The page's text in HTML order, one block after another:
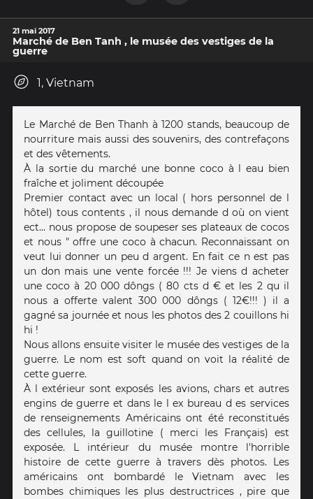
21 mai 2017
Marché de Ben Tanh , le musée des vestiges de la
guerre
1, Vietnam
Le Marché de Ben Thanh à 1200 stands, beaucoup de
nourriture mais aussi des souvenirs, des contrefaçons
et des vêtements.
À la sortie du marché une bonne coco à l eau bien
fraîche et joliment découpée
Premier contact avec un local ( hors personnel de l
hôtel) tous contents , il nous demande d où on vient
ect... nous propose de soupeser ses plateaux de cocos
et nous " offre une coco à chacun. Reconnaissant on
veut lui donner un peu d argent. En fait ce n est pas
un don mais une vente forcée !!! Je viens d acheter
une coco à 20 000 dôngs ( 80 cts d € et les 2 qu il
nous a offerte valent 300 000 dôngs ( 12€!!! ) il a
gagné sa journée et nous les photos des 2 couillons hi
hi !
Nous allons ensuite visiter le musée des vestiges de la
guerre. Le nom est soft quand on voit la réalité de
cette guerre.
À l extérieur sont exposés les avions, chars et autres
engins de guerre et dans le l ex bureau d es services
de renseignements Américains ont été reconstitués
des cellules, la guillotine ( merci les Français) est
exposée. L intérieur du musée montre l'horrible
histoire de cette guerre à travers dès photos. Les
américains ont bombardé le Vietnam avec les
bombes chimiques les plus destructrices , pire que